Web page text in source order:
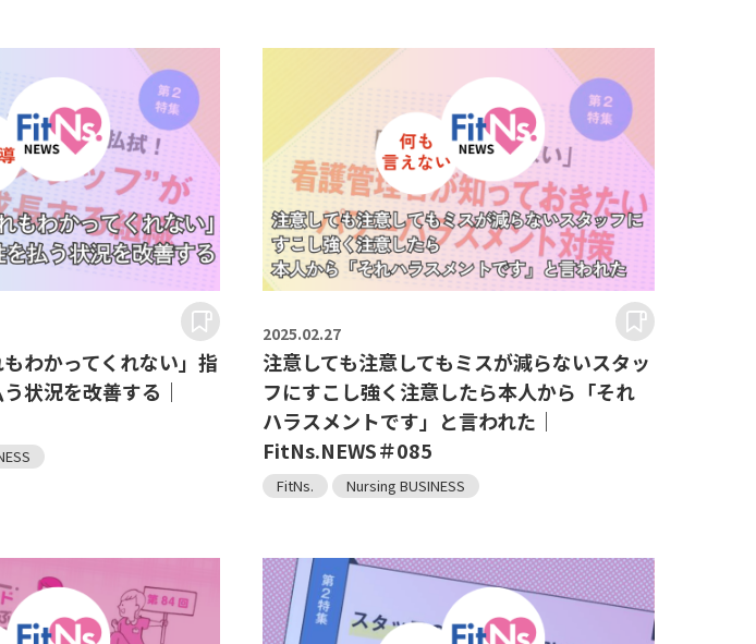
もわかってくれない」指
状況を改善する｜
2025.02.27
注意しても注意してもミスが減らないスタッ
フにすこし強く注意したら本人から「それ
ハラスメントです」と言われた｜
FitNs.NEWS＃085
FitNs. Nursing BUSINESS